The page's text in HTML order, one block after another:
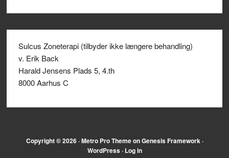
Sulcus Zoneterapi (tilbyder ikke længere behandling)
v. Erik Back
Harald Jensens Plads 5, 4.th
8000 Aarhus C
Copyright © 2026 ·Metro Pro ThemeonGenesis Framework·
WordPress· Log in